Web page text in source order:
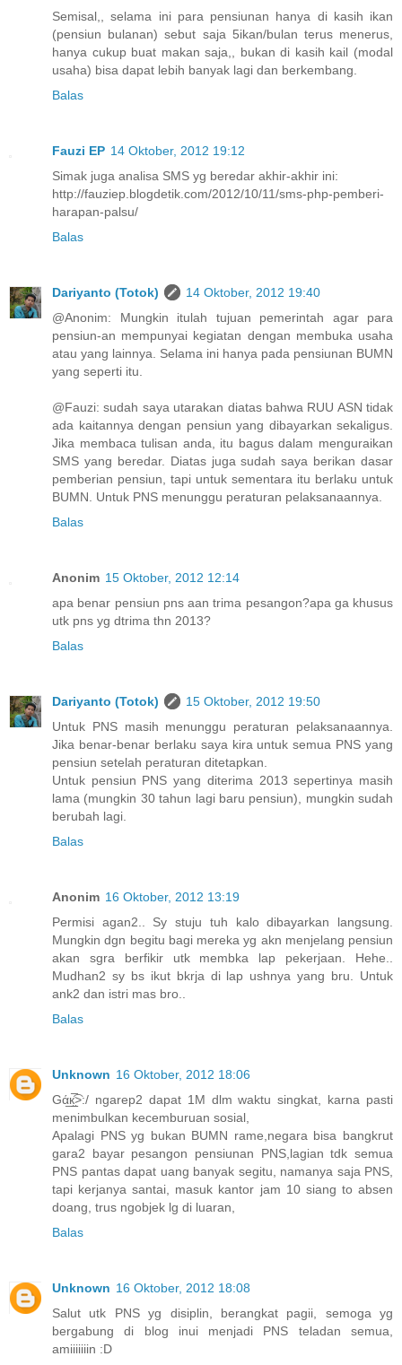
Semisal,, selama ini para pensiunan hanya di kasih ikan
(pensiun bulanan) sebut saja 5ikan/bulan terus menerus,
hanya cukup buat makan saja,, bukan di kasih kail (modal
usaha) bisa dapat lebih banyak lagi dan berkembang.
Balas
Fauzi EP 14 Oktober, 2012 19:12
Simak juga analisa SMS yg beredar akhir-akhir ini:
http://fauziep.blogdetik.com/2012/10/11/sms-php-pemberi-
harapan-palsu/
Balas
Dariyanto (Totok)
14 Oktober, 2012 19:40
@Anonim: Mungkin itulah tujuan pemerintah agar para
pensiun-an mempunyai kegiatan dengan membuka usaha
atau yang lainnya. Selama ini hanya pada pensiunan BUMN
yang seperti itu.
@Fauzi: sudah saya utarakan diatas bahwa RUU ASN tidak
ada kaitannya dengan pensiun yang dibayarkan sekaligus.
Jika membaca tulisan anda, itu bagus dalam menguraikan
SMS yang beredar. Diatas juga sudah saya berikan dasar
pemberian pensiun, tapi untuk sementara itu berlaku untuk
BUMN. Untuk PNS menunggu peraturan pelaksanaannya.
Balas
Anonim 15 Oktober, 2012 12:14
apa benar pensiun pns aan trima pesangon?apa ga khusus
utk pns yg dtrima thn 2013?
Balas
Dariyanto (Totok)
15 Oktober, 2012 19:50
Untuk PNS masih menunggu peraturan pelaksanaannya.
Jika benar-benar berlaku saya kira untuk semua PNS yang
pensiun setelah peraturan ditetapkan.
Untuk pensiun PNS yang diterima 2013 sepertinya masih
lama (mungkin 30 tahun lagi baru pensiun), mungkin sudah
berubah lagi.
Balas
Anonim 16 Oktober, 2012 13:19
Permisi agan2.. Sy stuju tuh kalo dibayarkan langsung.
Mungkin dgn begitu bagi mereka yg akn menjelang pensiun
akan sgra berfikir utk membka lap pekerjaan. Hehe..
Mudhan2 sy bs ikut bkrja di lap ushnya yang bru. Untuk
ank2 dan istri mas bro..
Balas
Unknown 16 Oktober, 2012 18:06
Gά̲к̲̮̲̅͡>:/ ngarep2 dapat 1M dlm waktu singkat, karna pasti
menimbulkan kecemburuan sosial,
Apalagi PNS yg bukan BUMN rame,negara bisa bangkrut
gara2 bayar pesangon pensiunan PNS,lagian tdk semua
PNS pantas dapat uang banyak segitu, namanya saja PNS,
tapi kerjanya santai, masuk kantor jam 10 siang to absen
doang, trus ngobjek lg di luaran,
Balas
Unknown 16 Oktober, 2012 18:08
Salut utk PNS yg disiplin, berangkat pagii, semoga yg
bergabung di blog inui menjadi PNS teladan semua,
amiiiiiiin :D